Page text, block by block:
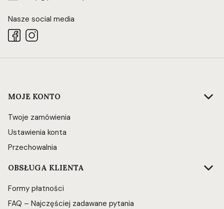
Nasze social media
Linki w stopce
MOJE KONTO
Twoje zamówienia
Ustawienia konta
Przechowalnia
OBSŁUGA KLIENTA
Formy płatności
FAQ – Najczęściej zadawane pytania